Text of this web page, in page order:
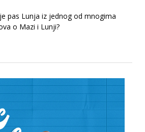
pas Lunja iz jednog od mnogima
o Mazi i Lunji?